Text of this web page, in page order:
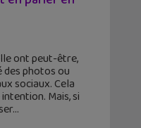
ont peut-être,
des photos ou
sociaux. Cela
Mais, si